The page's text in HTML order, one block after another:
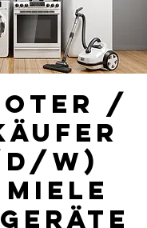
/
w)